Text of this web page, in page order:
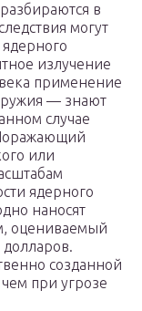
в
могут
излучение
применение
— знают
случае
или
ядерного
наносят
оцениваемый
созданной
при угрозе